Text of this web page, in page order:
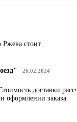
Ржева стоит
26.02.2024
доставки
оформлении заказа.